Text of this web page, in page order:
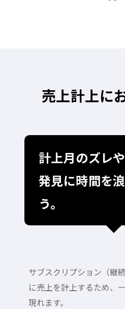
売上計上に
計上月のズレ
発見に時間を
う。
サブスクリプション（継
に売上を計上するため、
現れます。